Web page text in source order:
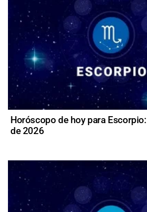
Horóscopo de hoy para
de 2026